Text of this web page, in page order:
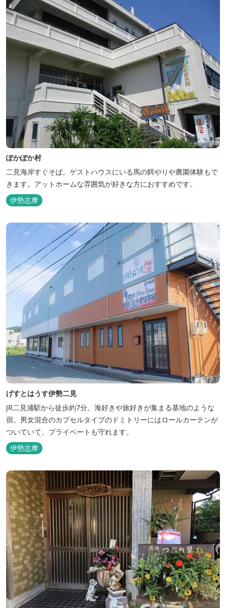
ぽかぽか村
二見海岸すぐそば。ゲストハウスにいる馬の餌やりや農園体験もで
きます。アットホームな雰囲気が好きな方におすすめです。
伊勢志摩
げすとはうす伊勢二見
JR二見浦駅から徒歩約7分。海好きや旅好きが集まる基地のような
宿。男女混合のカプセルタイプのドミトリーにはロールカーテンが
ついていて、プライベートも守れます。
伊勢志摩